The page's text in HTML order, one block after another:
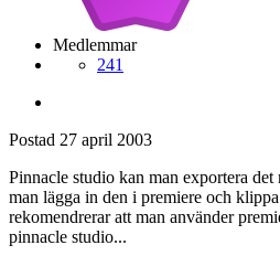
Medlemmar
241
Postad 27 april 2003
Pinnacle studio kan man exportera
man lägga in den i premiere och
rekomendrerar att man använder
pinnacle studio...